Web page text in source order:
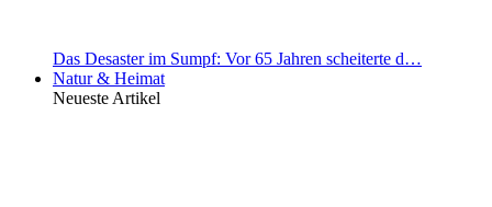
Das Desaster im Sumpf: Vor 65 Jahren scheiterte d…
Natur & Heimat
Neueste Artikel